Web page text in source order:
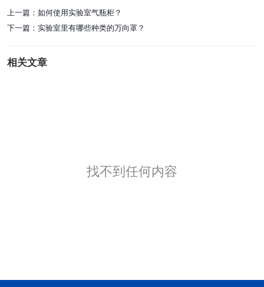
上一篇： 如何使用实验室气瓶柜？
下一篇： 实验室里有哪些种类的万向罩？
相关文章
找不到任何内容